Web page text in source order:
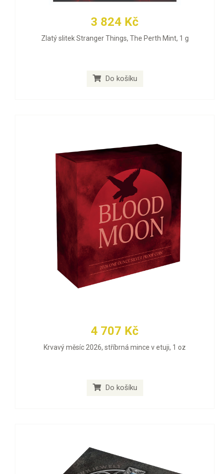
3 824 Kč
Zlatý slitek Stranger Things, The Perth Mint, 1 g
Do košíku
4 707 Kč
Krvavý měsíc 2026, stříbrná mince v etuji, 1 oz
Do košíku